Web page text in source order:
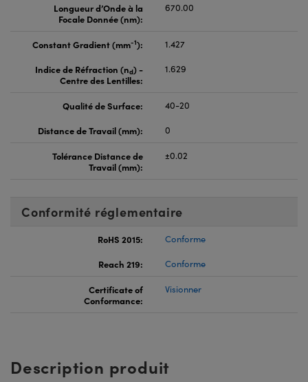
Longueur d’Onde à la
Focale Donnée (nm):
670.00
Constant Gradient (mm-1):
1.427
Indice de Réfraction (nd) -
Centre des Lentilles:
1.629
Qualité de Surface:
40-20
Distance de Travail (mm):
0
Tolérance Distance de
Travail (mm):
±0.02
Conformité réglementaire
RoHS 2015:
Conforme
Reach 219:
Conforme
Certificate of
Conformance:
Visionner
Description produit